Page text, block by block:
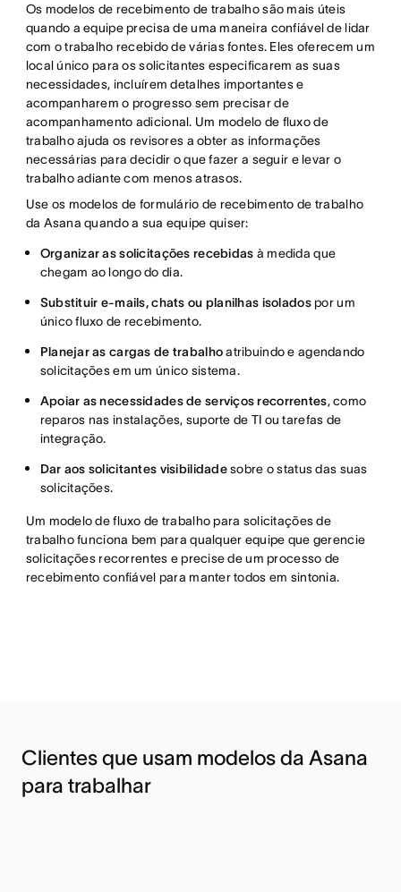
Os modelos de recebimento de trabalho são mais úteis
quando a equipe precisa de uma maneira confiável de lidar
com o trabalho recebido de várias fontes. Eles oferecem um
local único para os solicitantes especificarem as suas
necessidades, incluírem detalhes importantes e
acompanharem o progresso sem precisar de
acompanhamento adicional. Um modelo de fluxo de
trabalho ajuda os revisores a obter as informações
necessárias para decidir o que fazer a seguir e levar o
trabalho adiante com menos atrasos.
Use os modelos de formulário de recebimento de trabalho
da Asana quando a sua equipe quiser:
Organizar as solicitações recebidas à medida que
chegam ao longo do dia.
Substituir e-mails, chats ou planilhas isoladospor um
único fluxo de recebimento.
Planejar as cargas de trabalhoatribuindo e agendando
solicitações em um único sistema.
Apoiar as necessidades de serviços recorrentes, como
reparos nas instalações, suporte de TI ou tarefas de
integração.
Dar aos solicitantes visibilidadesobre o status das suas
solicitações.
Um modelo de fluxo de trabalho para solicitações de
trabalho funciona bem para qualquer equipe que gerencie
solicitações recorrentes e precise de um processo de
recebimento confiável para manter todos em sintonia.
Clientes que usam modelos da Asana
para trabalhar